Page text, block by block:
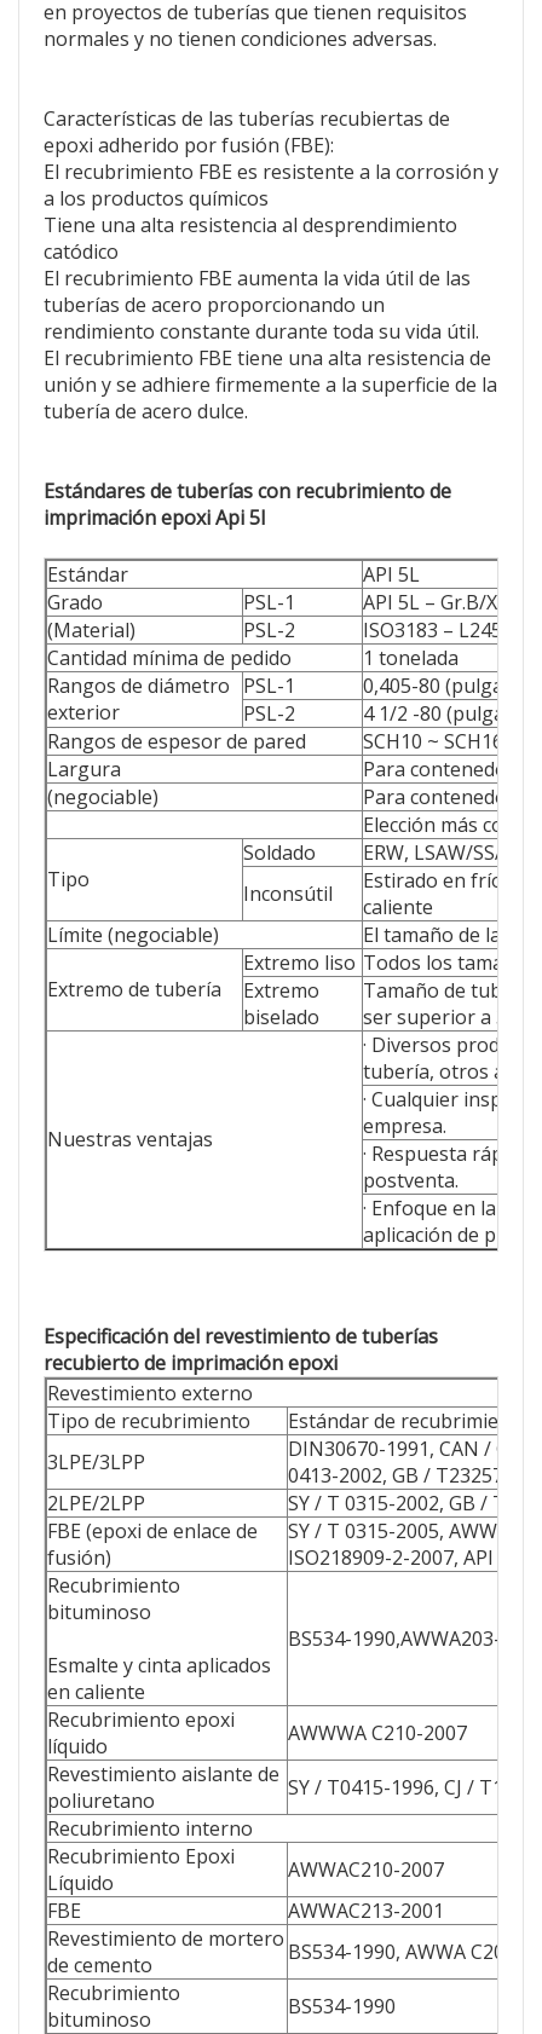
en proyectos de tuberías que tienen requisitos
normales y no tienen condiciones adversas.
Características de las tuberías recubiertas de
epoxi adherido por fusión (FBE):
El recubrimiento FBE es resistente a la corrosión y
a los productos químicos
Tiene una alta resistencia al desprendimiento
catódico
El recubrimiento FBE aumenta la vida útil de las
tuberías de acero proporcionando un
rendimiento constante durante toda su vida útil.
El recubrimiento FBE tiene una alta resistencia de
unión y se adhiere firmemente a la superficie de la
tubería de acero dulce.
Estándares de tuberías con recubrimiento de
imprimación epoxi Api 5l
Estándar
API 5L
Grado
PSL-1
API 5L – Gr.B/X42/
(Material)
PSL-2
ISO3183 – L245 /
Cantidad mínima de pedido
1 tonelada
Rangos de diámetro
exterior
PSL-1
0,405-80
PSL-2
4 1/2 -80
Rangos de espesor de pared
SCH10 ~ SCH160 o
Largura
Para contenedor
(negociable)
Para contenedor
Elección más
Tipo
Soldado
ERW, LSAW/SSAW
Inconsútil
Estirado en frío,
caliente
Límite (negociable)
El tamaño de la
Extremo de tubería
Extremo liso Todos los tamaños
Extremo
biselado
Tamaño de
ser superior a 3,2
Nuestras ventajas
· Diversos
tubería, otros
· Cualquier
empresa.
· Respuesta
postventa.
· Enfoque en la
aplicación de
Especificación del revestimiento de tuberías
recubierto de imprimación epoxi
Revestimiento externo
Tipo de recubrimiento
Estándar de recubrimiento
3LPE/3LPP
DIN30670-1991, CAN / CSA
0413-2002, GB / T23257-
2LPE/2LPP
SY / T 0315-2002, GB /
FBE (epoxi de enlace de
fusión)
SY / T 0315-2005, AWWA
ISO218909-2-2007, API
Recubrimiento
bituminoso
Esmalte y cinta aplicados
en caliente
BS534-1990,AWWA203-
Recubrimiento epoxi
líquido
AWWWA C210-2007
Revestimiento aislante de
poliuretano
SY / T0415-1996, CJ / T114-
Recubrimiento interno
Recubrimiento Epoxi
Líquido
AWWAC210-2007
FBE
AWWAC213-2001
Revestimiento de mortero
de cemento
BS534-1990, AWWA C205-
Recubrimiento
bituminoso
BS534-1990